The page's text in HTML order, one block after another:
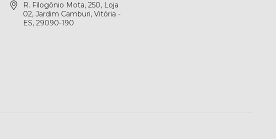
R. Filogônio Mota, 250, Loja
02, Jardim Camburi, Vitória -
ES, 29090-190